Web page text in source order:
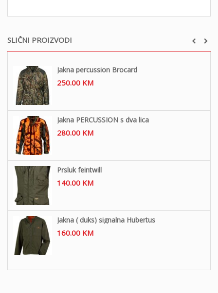
SLIČNI PROIZVODI
Jakna percussion Brocard
250.00 KM
Jakna PERCUSSION s dva lica
280.00 KM
Prsluk feintwill
140.00 KM
Jakna ( duks) signalna Hubertus
160.00 KM